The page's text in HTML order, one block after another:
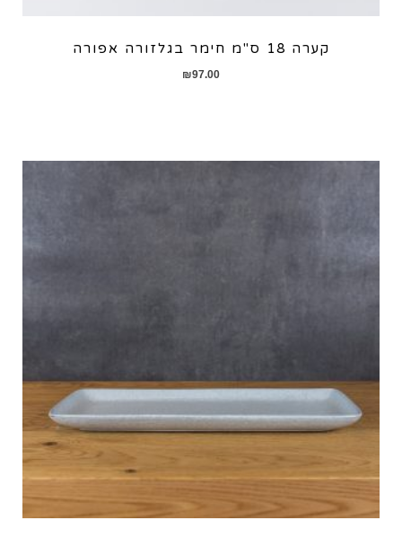
קערה 18 ס"מ חימר בגלזורה אפורה
₪97.00